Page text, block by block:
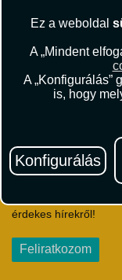
Ez a weboldal
A „Mindent
A „Konfigurálás”
is, hogy
Konfigurálás
Utazási Csomag
Útlemondás-
Utasbiztosítás
Repülőjegy
Adatvédelem
Hírlevél
Iratkozzon fel
érdekes hírekről!
Feliratkozom